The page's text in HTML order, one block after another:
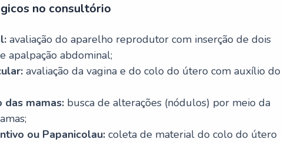
no consultório
avaliação do aparelho reprodutor com inserção de dois
apalpação abdominal;
avaliação da vagina e do colo do útero com auxílio do
das mamas: busca de alterações (nódulos) por meio da
ou Papanicolau: coleta de material do colo do útero